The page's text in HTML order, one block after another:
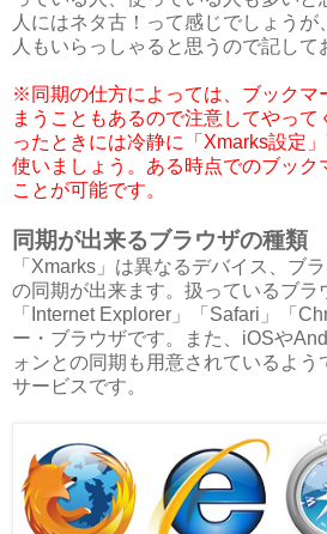
人にはネタ古！って感じでしょうが
人もいらっしゃると思うので記して
※同期の仕方によっては、ブックマ
まうこともあるので注意してやって
ったときには冷静に「Xmarks設定
使いましょう。ある時点でのブック
ことが可能です。
同期が出来るブラウザの種類
「Xmarks」は異なるデバイス、ブ
の同期が出来ます。扱っているブラ
「Internet Explorer」「Safari」「
ー・ブラウザです。また、iOSや
ォンとの同期も用意されているよ
サービスです。